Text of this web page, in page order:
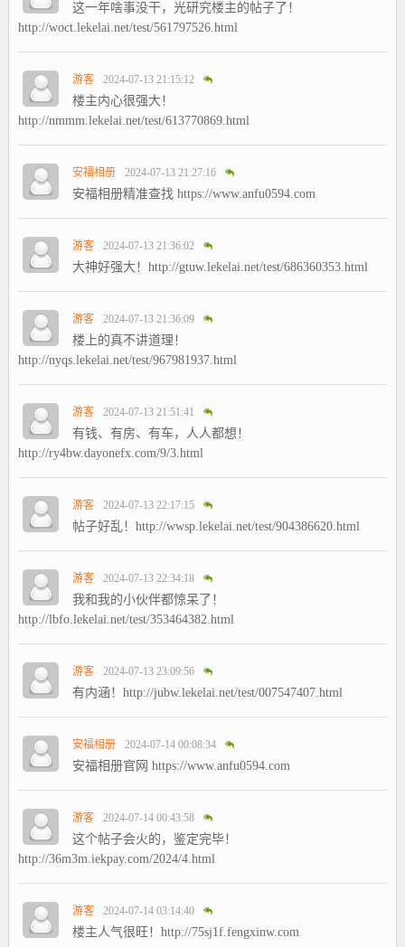
这一年啥事没干，光研究楼主的帖子了！
http://woct.lekelai.net/test/561797526.html
游客 2024-07-13 21:15:12
楼主内心很强大！
http://nmmm.lekelai.net/test/613770869.html
安福相册 2024-07-13 21:27:16
安福相册精准查找 https://www.anfu0594.com
游客 2024-07-13 21:36:02
大神好强大！http://gtuw.lekelai.net/test/686360353.html
游客 2024-07-13 21:36:09
楼上的真不讲道理！
http://nyqs.lekelai.net/test/967981937.html
游客 2024-07-13 21:51:41
有钱、有房、有车，人人都想！
http://ry4bw.dayonefx.com/9/3.html
游客 2024-07-13 22:17:15
帖子好乱！http://wwsp.lekelai.net/test/904386620.html
游客 2024-07-13 22:34:18
我和我的小伙伴都惊呆了！
http://lbfo.lekelai.net/test/353464382.html
游客 2024-07-13 23:09:56
有内涵！http://jubw.lekelai.net/test/007547407.html
安福相册 2024-07-14 00:08:34
安福相册官网 https://www.anfu0594.com
游客 2024-07-14 00:43:58
这个帖子会火的，鉴定完毕！
http://36m3m.iekpay.com/2024/4.html
游客 2024-07-14 03:14:40
楼主人气很旺！http://75sj1f.fengxinw.com